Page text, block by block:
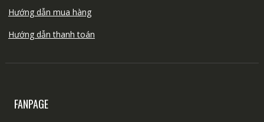
Hướng dẫn mua hàng
Hướng dẫn thanh toán
FANPAGE